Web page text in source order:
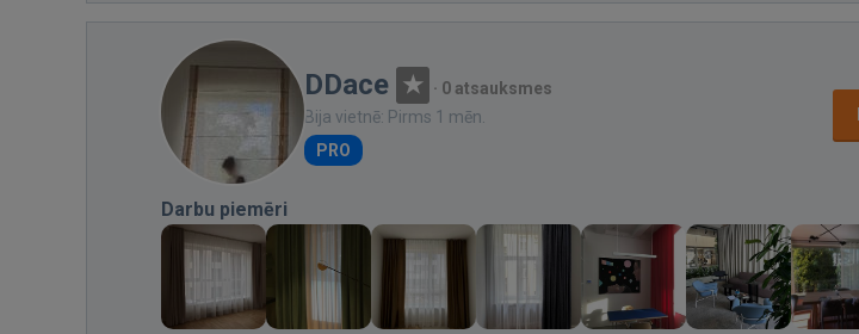
DDace · 0 atsauksmes
Bija vietnē: Pirms 1 mēn.
PRO
Darbu piemēri